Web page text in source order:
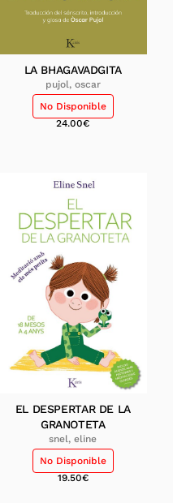
LA BHAGAVADGITA
pujol, oscar
No Disponible
24.00€
EL DESPERTAR DE LA
GRANOTETA
snel, eline
No Disponible
19.50€